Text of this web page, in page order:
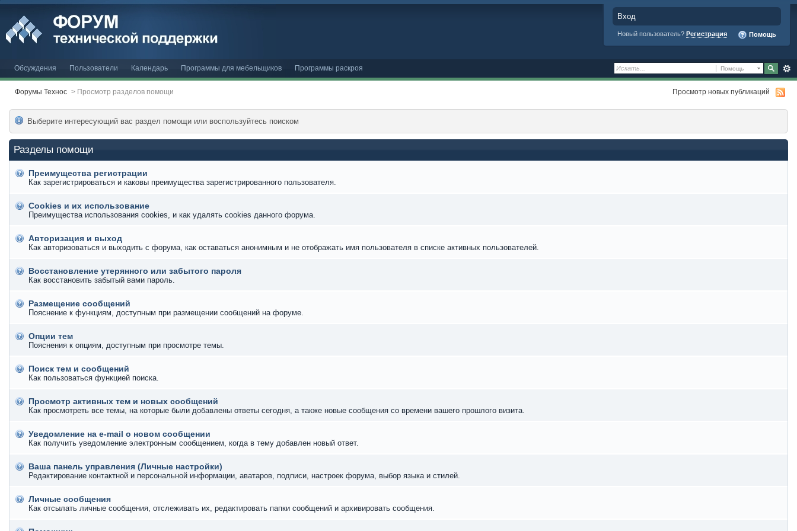
Вход
Новый пользователь? Регистрация Помощь
Помощь
Обсуждения Пользователи Календарь Программы для мебельщиков Программы раскроя
Форумы Технос > Просмотр разделов помощи Просмотр новых публикаций
Выберите интересующий вас раздел помощи или воспользуйтесь поиском
Разделы помощи
Преимущества регистрации
Как зарегистрироваться и каковы преимущества зарегистрированного пользователя.
Cookies и их использование
Преимущества использования cookies, и как удалять cookies данного форума.
Авторизация и выход
Как авторизоваться и выходить с форума, как оставаться анонимным и не отображать имя пользователя в списке активных пользователей.
Восстановление утерянного или забытого пароля
Как восстановить забытый вами пароль.
Размещение сообщений
Пояснение к функциям, доступным при размещении сообщений на форуме.
Опции тем
Пояснения к опциям, доступным при просмотре темы.
Поиск тем и сообщений
Как пользоваться функцией поиска.
Просмотр активных тем и новых сообщений
Как просмотреть все темы, на которые были добавлены ответы сегодня, а также новые сообщения со времени вашего прошлого визита.
Уведомление на е-mail о новом сообщении
Как получить уведомление электронным сообщением, когда в тему добавлен новый ответ.
Ваша панель управления (Личные настройки)
Редактирование контактной и персональной информации, аватаров, подписи, настроек форума, выбор языка и стилей.
Личные сообщения
Как отсылать личные сообщения, отслеживать их, редактировать папки сообщений и архивировать сообщения.